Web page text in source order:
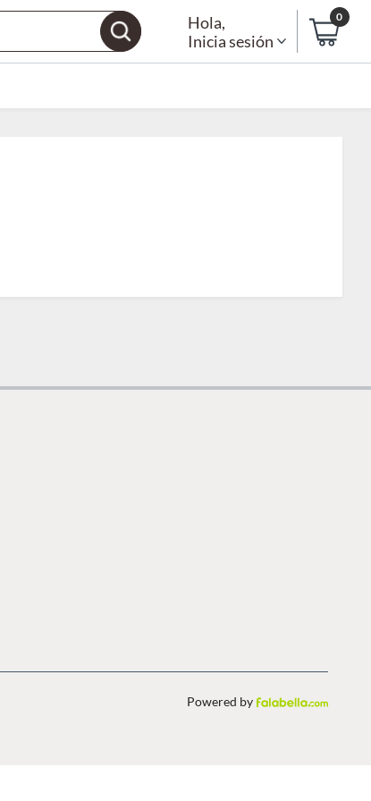
Hola,
Inicia sesión
0
Powered by